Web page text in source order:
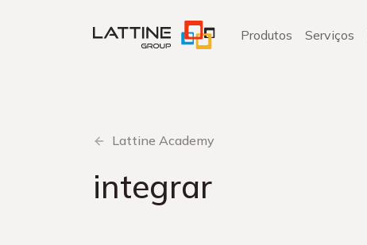
Produtos Serviços
Lattine Academy
integrar